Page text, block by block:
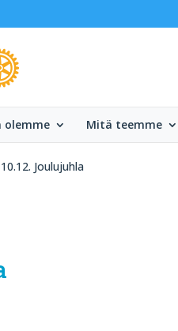
olemme Mitä teemme
Joulujuhla